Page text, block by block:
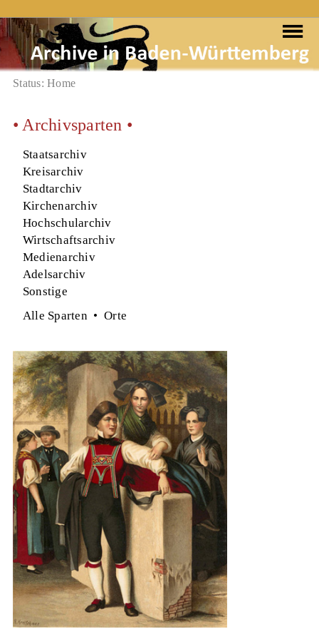
Status: Home
• Archivsparten •
Staatsarchiv
Kreisarchiv
Stadtarchiv
Kirchenarchiv
Hochschularchiv
Wirtschaftsarchiv
Medienarchiv
Adelsarchiv
Sonstige
Alle Sparten•Orte